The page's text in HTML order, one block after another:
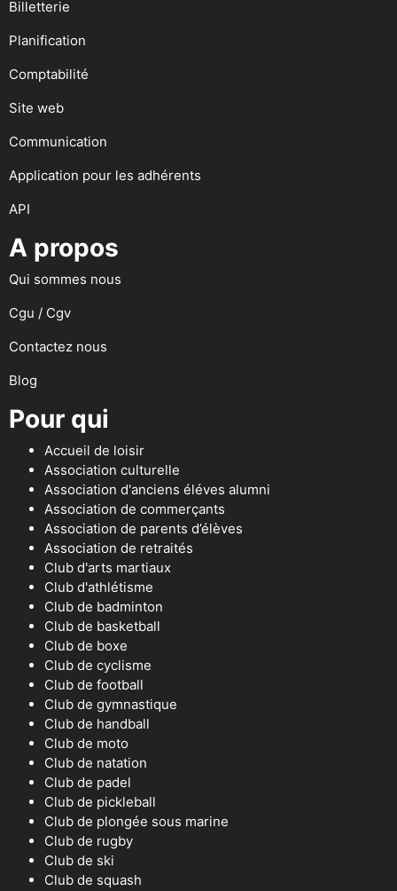
Billetterie
Planification
Comptabilité
Site web
Communication
Application pour les adhérents
API
A propos
Qui sommes nous
Cgu / Cgv
Contactez nous
Blog
Pour qui
Accueil de loisir
Association culturelle
Association d'anciens éléves alumni
Association de commerçants
Association de parents d’élèves
Association de retraités
Club d'arts martiaux
Club d'athlétisme
Club de badminton
Club de basketball
Club de boxe
Club de cyclisme
Club de football
Club de gymnastique
Club de handball
Club de moto
Club de natation
Club de padel
Club de pickleball
Club de plongée sous marine
Club de rugby
Club de ski
Club de squash